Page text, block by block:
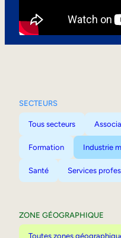
SECTEURS
Tous secteurs
Formation Industrie
Santé Services
ZONE GÉOGRAPHIQUE
Toutes zones